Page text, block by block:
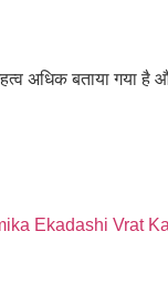
अधिक बताया गया